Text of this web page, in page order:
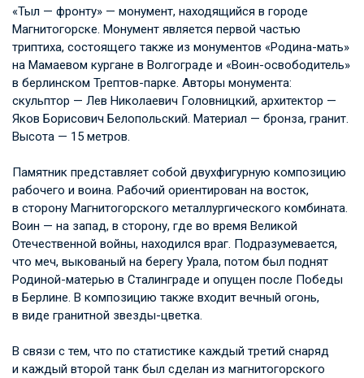
«Тыл — фронту» — монумент, находящийся в городе
Магнитогорске. Монумент является первой частью
триптиха, состоящего также из монументов «Родина-мать»
на Мамаевом кургане в Волгограде и «Воин-освободитель»
в берлинском Трептов-парке. Авторы монумента:
скульптор — Лев Николаевич Головницкий, архитектор —
Яков Борисович Белопольский. Материал — бронза, гранит.
Высота — 15 метров.
Памятник представляет собой двухфигурную композицию
рабочего и воина. Рабочий ориентирован на восток,
в сторону Магнитогорского металлургического комбината.
Воин — на запад, в сторону, где во время Великой
Отечественной войны, находился враг. Подразумевается,
что меч, выкованый на берегу Урала, потом был поднят
Родиной-матерью в Сталинграде и опущен после Победы
в Берлине. В композицию также входит вечный огонь,
в виде гранитной звезды-цветка.
В связи с тем, что по статистике каждый третий снаряд
и каждый второй танк был сделан из магнитогорского